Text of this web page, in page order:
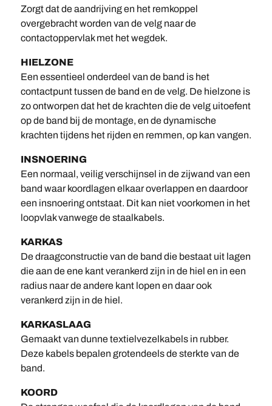
Zorgt dat de aandrijving en het remkoppel
overgebracht worden van de velg naar de
contactoppervlak met het wegdek.
HIELZONE
Een essentieel onderdeel van de band is het
contactpunt tussen de band en de velg. De hielzone is
zo ontworpen dat het de krachten die de velg uitoefent
op de band bij de montage, en de dynamische
krachten tijdens het rijden en remmen, op kan vangen.
INSNOERING
Een normaal, veilig verschijnsel in de zijwand van een
band waar koordlagen elkaar overlappen en daardoor
een insnoering ontstaat. Dit kan niet voorkomen in het
loopvlak vanwege de staalkabels.
KARKAS
De draagconstructie van de band die bestaat uit lagen
die aan de ene kant verankerd zijn in de hiel en in een
radius naar de andere kant lopen en daar ook
verankerd zijn in de hiel.
KARKASLAAG
Gemaakt van dunne textielvezelkabels in rubber.
Deze kabels bepalen grotendeels de sterkte van de
band.
KOORD